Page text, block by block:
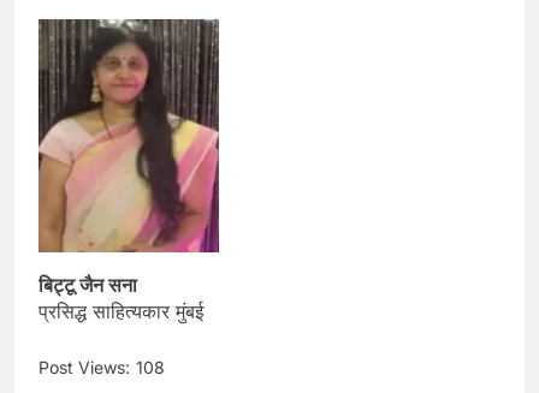
बिट्टू जैन सना
प्रसिद्ध साहित्यकार मुंबई
Post Views: 108